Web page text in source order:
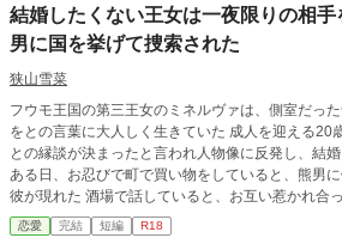
結婚したくない王女は一夜限りの相
男に国を挙げて捜索された
狭山雪菜
フウモ王国の第三王女のミネルヴァは、側室だっ
をとの言葉に大人しく生きていた 成人を迎える20
との縁談が決まったと言われ人物像に反発し、結
ある日、お忍びで町で買い物をしていると、熊男
彼が現れた 酒場で話していると、お互い惹かれ
この作品は「小説家になろう」にも掲載しておりま
恋愛 完結 短編 R18